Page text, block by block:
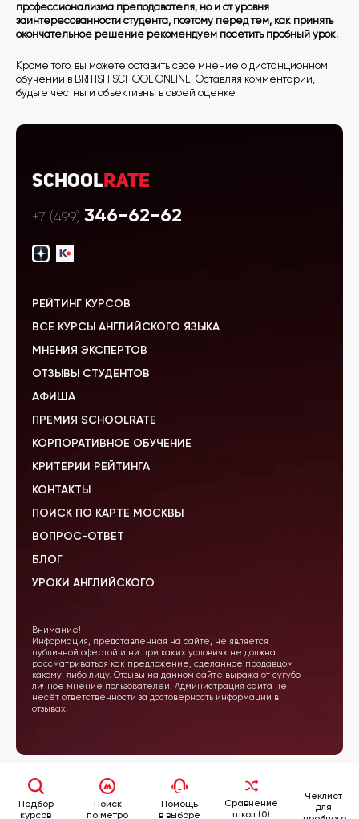
профессионализма преподавателя, но и от уровня
заинтересованности студента, поэтому перед тем, как принять
окончательное решение рекомендуем посетить пробный урок.
Кроме того, вы можете оставить свое мнение о дистанционном
обучении в BRITISH SCHOOL ONLINE. Оставляя комментарии,
будьте честны и объективны в своей оценке.
SchoolRate
+7 (499) 346-62-62
РЕЙТИНГ КУРСОВ
ВСЕ КУРСЫ АНГЛИЙСКОГО ЯЗЫКА
МНЕНИЯ ЭКСПЕРТОВ
ОТЗЫВЫ СТУДЕНТОВ
АФИША
ПРЕМИЯ SCHOOLRATE
КОРПОРАТИВНОЕ ОБУЧЕНИЕ
КРИТЕРИИ РЕЙТИНГА
КОНТАКТЫ
ПОИСК ПО КАРТЕ МОСКВЫ
ВОПРОС-ОТВЕТ
БЛОГ
УРОКИ АНГЛИЙСКОГО
Внимание!
Информация, представленная на сайте, не является
публичной офертой и ни при каких условиях не должна
рассматриваться как предложение, сделанное продавцом
какому-либо лицу. Отзывы на данном сайте выражают сугубо
личное мнение пользователей. Администрация сайта не
несёт ответственности за достоверность информации в
отзывах.
Подбор
курсов
Поиск
по метро
Помощь
в выборе
Сравнение
школ (0)
Чеклист
для